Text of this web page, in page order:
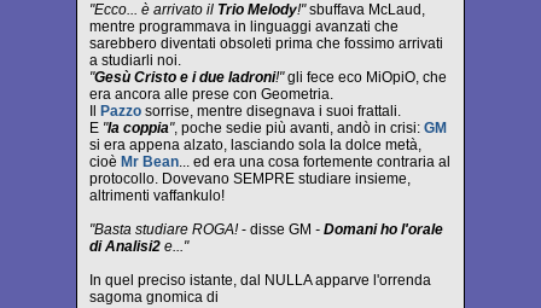
"Ecco... è arrivato il Trio Melody!"sbuffava McLaud,
mentre programmava in linguaggi avanzati che
sarebbero diventati obsoleti prima che fossimo arrivati
a studiarli noi.
"Gesù Cristo e i due ladroni!"gli fece eco MiOpiO, che
era ancora alle prese con Geometria.
Pazzo sorrise, mentre disegnava i suoi frattali.
E "la coppia", poche sedie più avanti, andò in crisi: GM
si era appena alzato, lasciando sola la dolce metà,
cioè Mr Bean... ed era una cosa fortemente contraria al
protocollo. Dovevano SEMPRE studiare insieme,
altrimenti vaffankulo!
"Basta studiare ROGA!- disse GM - Domani ho l'orale
di Analisi2 e..."
In quel preciso istante, dal NULLA apparve l'orrenda
sagoma gnomica di